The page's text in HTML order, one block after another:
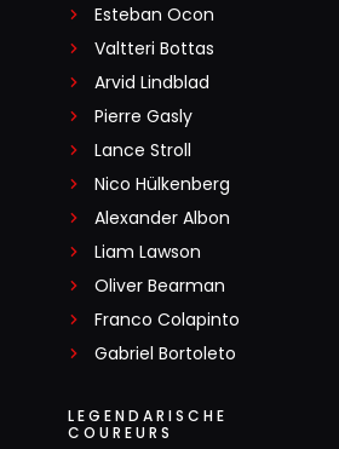
Esteban Ocon
Valtteri Bottas
Arvid Lindblad
Pierre Gasly
Lance Stroll
Nico Hülkenberg
Alexander Albon
Liam Lawson
Oliver Bearman
Franco Colapinto
Gabriel Bortoleto
LEGENDARISCHE
COUREURS